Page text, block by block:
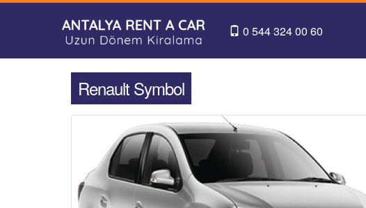
0 544 324 00 60
Renault Symbol